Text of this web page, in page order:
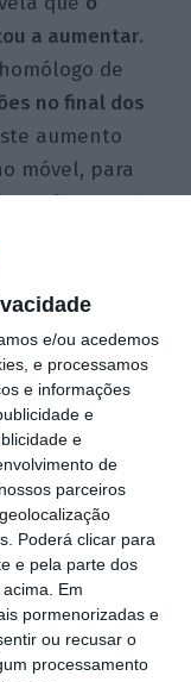
e/ou acedemos
e processamos
e informações
e
e
de
parceiros
Poderá clicar para
e pela parte dos
Em
pormenorizadas e
ou recusar o
processamento
a aumentar.
de
no final dos
aumento
móvel, para
fixa, 0,8%
de
um
milhões de
a
Isto só no
acumulado